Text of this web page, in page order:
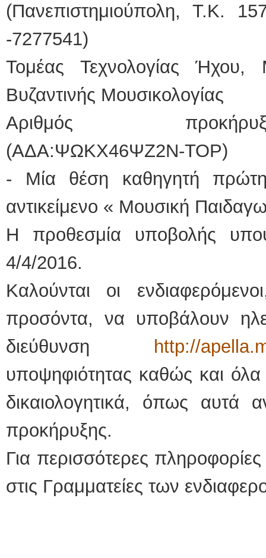
(Πανεπιστημιούπολη, Τ.Κ.
-7277541)
Τομέας Τεχνολογίας Ήχου,
Βυζαντινής Μουσικολογίας
Αριθμός
(ΑΔΑ:ΨΩΚΧ46ΨΖ2Ν-ΤΟΡ)
- Μία θέση καθηγητή
αντικείμενο « Μουσική
Η προθεσμία υποβολής
4/4/2016.
Καλούνται οι
προσόντα, να υποβάλουν
διεύθυνση
http://
υποψηφιότητας καθώς και
δικαιολογητικά, όπως αυτά
προκήρυξης.
Για περισσότερες
στις Γραμματείες των